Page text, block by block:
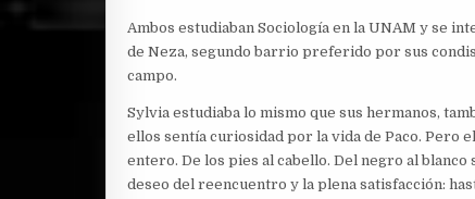
Ambos estudiaban Sociología en la UNAM y se
de Neza, segundo barrio preferido por sus
campo.
Sylvia estudiaba lo mismo que sus hermanos,
ellos sentía curiosidad por la vida de Paco. Pero
entero. De los pies al cabello. Del negro al
deseo del reencuentro y la plena satisfacción: